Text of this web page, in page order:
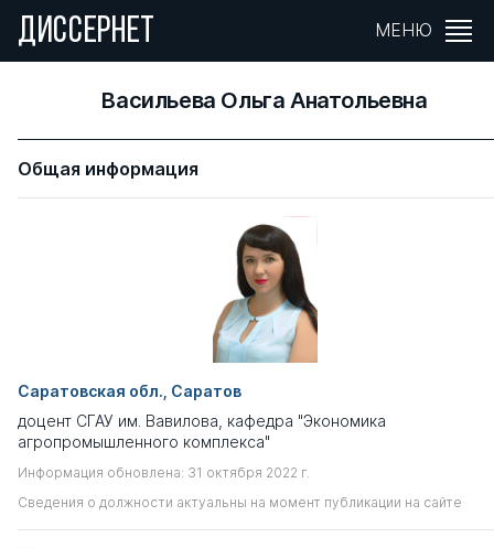
ДИССЕРНЕТ МЕНЮ
Васильева Ольга Анатольевна
Общая информация
Саратовская обл., Саратов
доцент СГАУ им. Вавилова, кафедра "Экономика
агропромышленного комплекса"
Информация обновлена: 31 октября 2022 г.
Сведения о должности актуальны на момент публикации на сайте